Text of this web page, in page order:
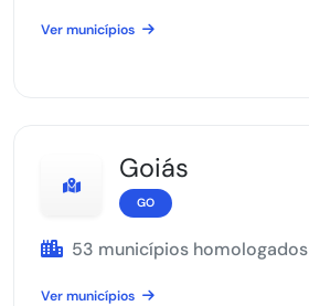
Ver municípios
Goiás
GO
53 municípios homologados
Ver municípios